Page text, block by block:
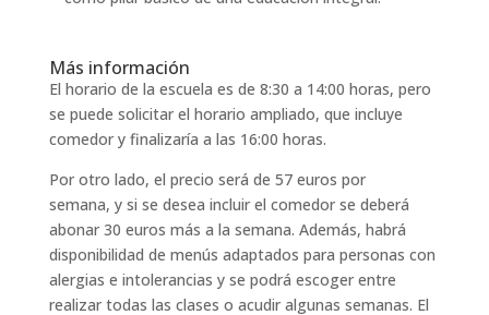
Más información
El horario de la escuela es de 8:30 a 14:00 horas, pero
se puede solicitar el horario ampliado, que incluye
comedor y finalizaría a las 16:00 horas.
Por otro lado, el precio será de 57 euros por
semana, y si se desea incluir el comedor se deberá
abonar 30 euros más a la semana. Además, habrá
disponibilidad de menús adaptados para personas con
alergias e intolerancias y se podrá escoger entre
realizar todas las clases o acudir algunas semanas. El